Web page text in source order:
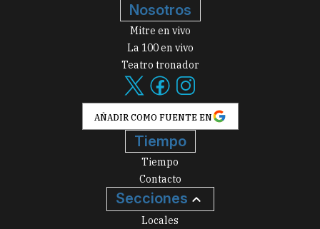
Nosotros
Mitre en vivo
La 100 en vivo
Teatro tronador
AÑADIR COMO FUENTE EN
Tiempo
Tiempo
Contacto
Secciones
Locales